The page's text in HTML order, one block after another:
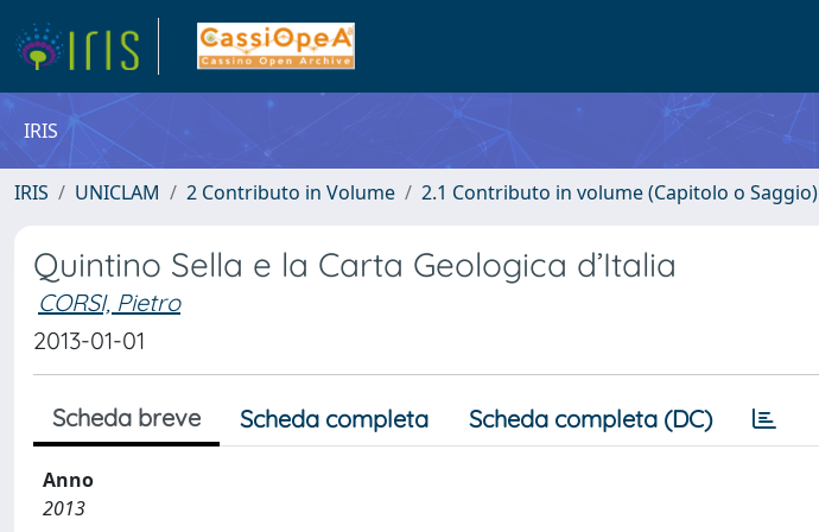
IRIS
IRIS UNICLAM 2 Contributo in Volume 2.1 Contributo in volume (Capitolo o Saggio)
Quintino Sella e la Carta Geologica d’Italia
CORSI, Pietro
2013-01-01
Scheda breve Scheda completa Scheda completa (DC)
Anno
2013